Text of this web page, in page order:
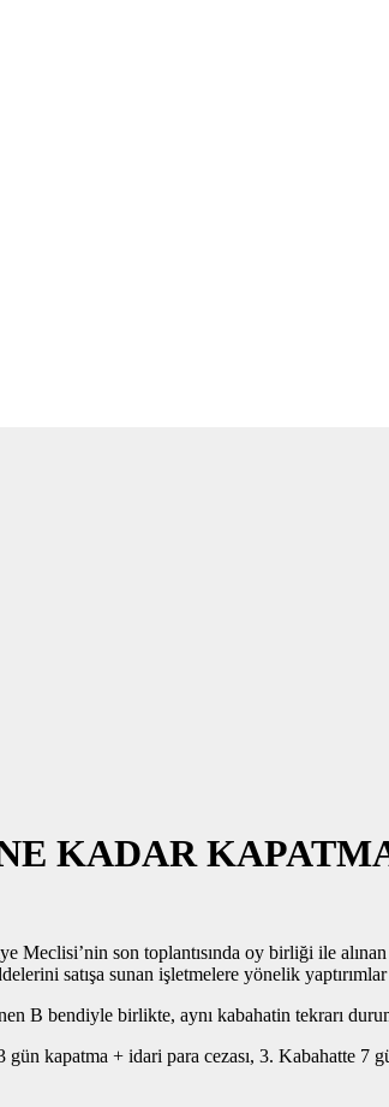
KADAR
Meclisi’nin son toplantısında oy birliği ile
satışa sunan işletmelere yönelik yaptırımlar
B bendiyle birlikte, aynı kabahatin tekrarı
kapatma + idari para cezası, 3. Kabahatte 7